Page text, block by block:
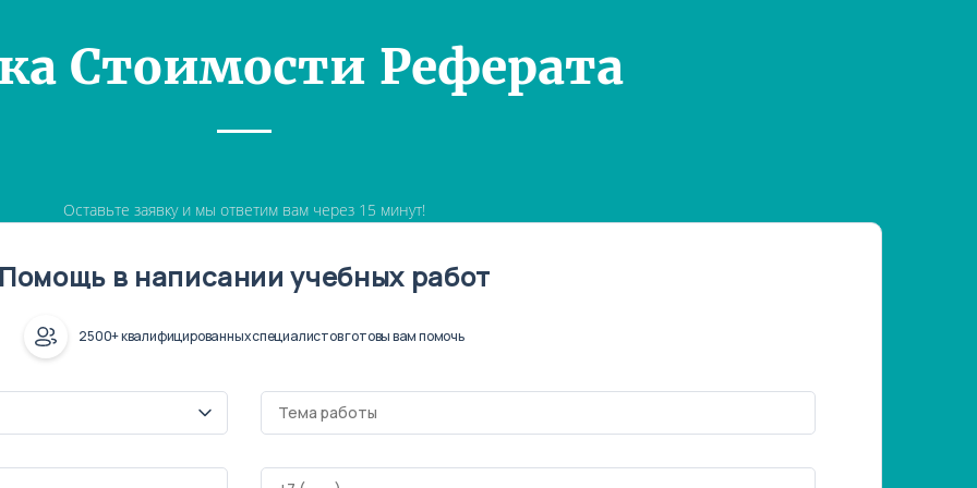
Стоимости Реферата
Оставьте заявку и мы ответим вам через 15 минут!
в написании учебных работ
2500+ квалифицированных специалистов готовы вам помочь